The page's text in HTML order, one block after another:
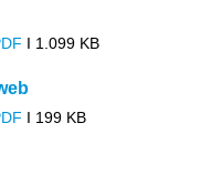
I 1.099 KB
I 199 KB